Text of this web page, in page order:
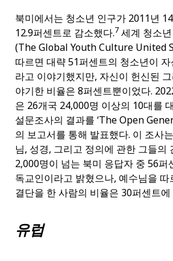
북미에서는 청소년 인구가 2011년
12.9퍼센트로 감소했다.7 세계 청소
(The Global Youth Culture United
따르면 대략 51퍼센트의 청소년이
라고 이야기했지만, 자신이 헌신된
야기한 비율은 8퍼센트뿐이었다.
은 26개국 24,000명 이상의 10대를
설문조사의 결과를 ‘The Open
의 보고서를 통해 발표했다. 이 조사
님, 성경, 그리고 정의에 관한 그들의
2,000명이 넘는 북미 응답자 중 56퍼
독교인이라고 밝혔으나, 예수님을 따
결단을 한 사람의 비율은 30퍼센트에
유럽